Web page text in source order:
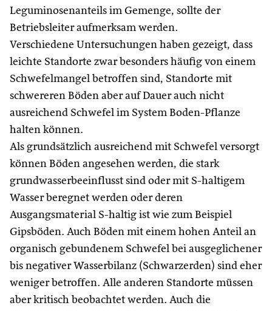
Leguminosenanteils im Gemenge, sollte der
Betriebsleiter aufmerksam werden.
Verschiedene Untersuchungen haben gezeigt, dass
leichte Standorte zwar besonders häufig von einem
Schwefelmangel betroffen sind, Standorte mit
schwereren Böden aber auf Dauer auch nicht
ausreichend Schwefel im System Boden-Pflanze
halten können.
Als grundsätzlich ausreichend mit Schwefel versorgt
können Böden angesehen werden, die stark
grundwasserbeeinflusst sind oder mit S-haltigem
Wasser beregnet werden oder deren
Ausgangsmaterial S-haltig ist wie zum Beispiel
Gipsböden. Auch Böden mit einem hohen Anteil an
organisch gebundenem Schwefel bei ausgeglichener
bis negativer Wasserbilanz (Schwarzerden) sind eher
weniger betroffen. Alle anderen Standorte müssen
aber kritisch beobachtet werden. Auch die